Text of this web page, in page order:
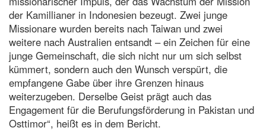
der Kamillianer in Indonesien bezeugt. Zwei junge
Missionare wurden bereits nach Taiwan und zwei
weitere nach Australien entsandt – ein Zeichen für eine
junge Gemeinschaft, die sich nicht nur um sich selbst
kümmert, sondern auch den Wunsch verspürt, die
empfangene Gabe über ihre Grenzen hinaus
weiterzugeben. Derselbe Geist prägt auch das
Engagement für die Berufungsförderung in Pakistan und
Osttimor“, heißt es in dem Bericht.